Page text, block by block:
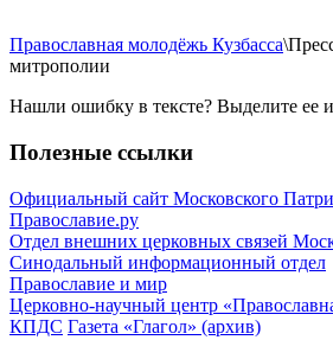
Православная молодёжь Кузбасса
митрополии
Нашли ошибку в тексте? Выделите ее
Полезные ссылки
Официальный сайт Московского
Православие.ру
Отдел внешних церковных связей
Синодальный информационный отдел
Православие и мир
Церковно-научный центр
КПДС Газета «Глагол» (архив)